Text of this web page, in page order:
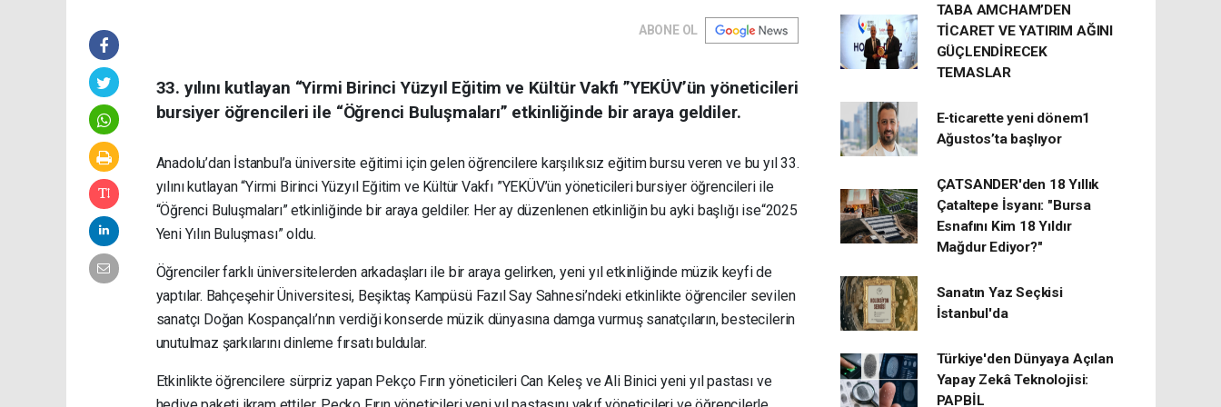
ABONE OL
33. yılını kutlayan “Yirmi Birinci Yüzyıl Eğitim ve Kültür Vakfı ”YEKÜV’ün yöneticileri
bursiyer öğrencileri ile “Öğrenci Buluşmaları” etkinliğinde bir araya geldiler.
Anadolu’dan İstanbul’a üniversite eğitimi için gelen öğrencilere karşılıksız eğitim bursu veren ve bu yıl 33.
yılını kutlayan “Yirmi Birinci Yüzyıl Eğitim ve Kültür Vakfı ”YEKÜV’ün yöneticileri bursiyer öğrencileri ile
“Öğrenci Buluşmaları” etkinliğinde bir araya geldiler. Her ay düzenlenen etkinliğin bu ayki başlığı ise“2025
Yeni Yılın Buluşması” oldu.
Öğrenciler farklı üniversitelerden arkadaşları ile bir araya gelirken, yeni yıl etkinliğinde müzik keyfi de
yaptılar. Bahçeşehir Üniversitesi, Beşiktaş Kampüsü Fazıl Say Sahnesi’ndeki etkinlikte öğrenciler sevilen
sanatçı Doğan Kospançalı’nın verdiği konserde müzik dünyasına damga vurmuş sanatçıların, bestecilerin
unutulmaz şarkılarını dinleme fırsatı buldular.
Etkinlikte öğrencilere sürpriz yapan Pekço Fırın yöneticileri Can Keleş ve Ali Binici yeni yıl pastası ve
TABA AMCHAM’DEN
TİCARET VE YATIRIM AĞINI
GÜÇLENDİRECEK
TEMASLAR
E-ticarette yeni dönem1
Ağustos’ta başlıyor
ÇATSANDER'den 18 Yıllık
Çataltepe İsyanı: "Bursa
Esnafını Kim 18 Yıldır
Mağdur Ediyor?"
Sanatın Yaz Seçkisi
İstanbul'da
Türkiye'den Dünyaya Açılan
Yapay Zekâ Teknolojisi:
PAPBİL